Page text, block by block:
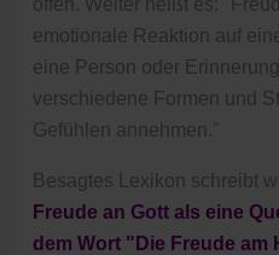
offen. Weiter heißt es:
emotionale Reaktion auf
eine Person oder
verschiedene Formen und
Gefühlen annehmen."
Besagtes Lexikon schreibt
Freude an Gott als eine
dem Wort "Die Freude am